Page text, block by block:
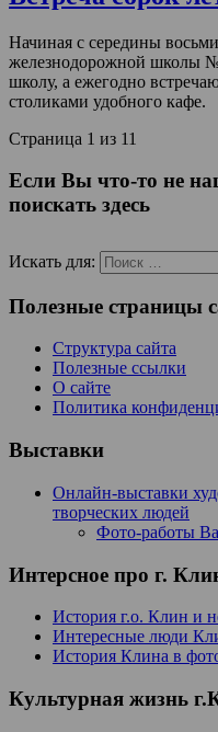
Начиная с середины
железнодорожной школы
школу, а ежегодно
столиками удобного кафе.
Страница 1 из 11
Если Вы что-то не
поискать здесь
Искать для:
Полезные страницы
Структура сайта
Полезные ссылки
О сайте
Политика
Выставки
Онлайн-выставки
творческих людей
Фото-работы
Интерсное про г.
История г.о. Клин и
Интересные люди
История Клина в
Культурная жизнь